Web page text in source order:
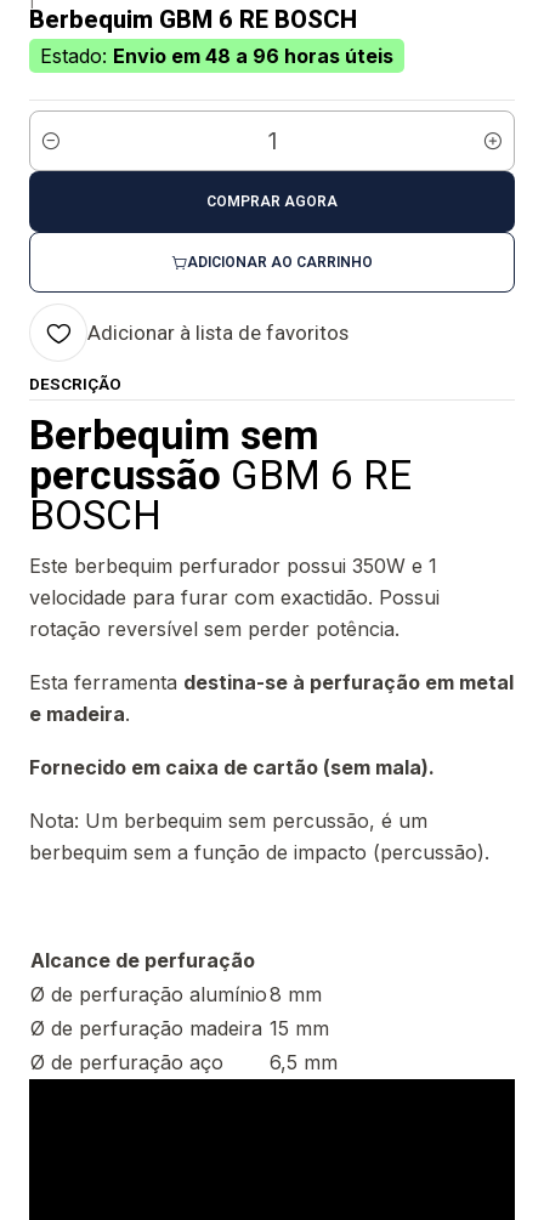
Berbequim GBM 6 RE BOSCH
Estado: Envio em 48 a 96 horas úteis
Quantidade
ADICIONAR AO CARRINHO
COMPRAR AGORA
Adicionar à lista de favoritos
DESCRIÇÃO
Berbequim sem
percussão GBM 6 RE
BOSCH
Este berbequim perfurador possui 350W e 1
velocidade para furar com exactidão. Possui
rotação reversível sem perder potência.
Esta ferramenta destina-se à perfuração em metal
e madeira.
Fornecido em caixa de cartão (sem mala).
Nota: Um berbequim sem percussão, é um
berbequim sem a função de impacto (percussão).
Alcance de perfuração
Ø de perfuração alumínio8 mm
Ø de perfuração madeira 15 mm
Ø de perfuração aço
6,5 mm